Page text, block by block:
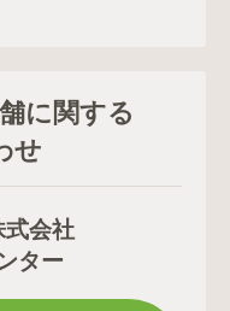
に関する
せ
式会社
ター